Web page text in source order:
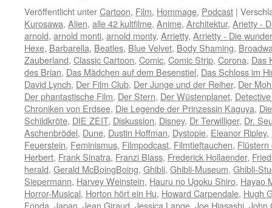
Veröffentlicht unterCartoon, Film, Hommage, Podcast |
Kurosawa, Alien, alle 42 kultfilme, Anime, Architektur, Arietty -
arnold, arnold monti, arnold monty, Arrietty, Arrietty - Die
Hexe, Barbarella, Beatles, Blue Velvet, Body Shaming,
Zauberland, Classic Cartoon, Comic, Comic Strip, Corona, Das
des Brian, Das Mädchen auf dem Besenstiel, Das Schloss im
David Lynch, Der Film Club, Der Junge und der Reiher, Der
Der phantastische Film, Der Stern, Der Wüstenplanet,
Chroniken von Erdsee, Die Legende der Prinzessin Kaguya,
Schildkröte, DIE ZEIT, Diskussion, Disney, Dr Terwilliger, Dr.
Aschenbrödel, Dune, Dustin Hoffman, Dystopie, Eleanor Ripley,
Feuerstein, Feminismus, Filmpodcast, Filmtieftauchen, Flüstern
Herbert, Frank Sinatra, Franzi Blass, Frederick Hollaender,
herald, Gerald McBoingBoing, Ghibli, Ghibli-Museum, Ghibli-
Siepermann, Harvey Weinstein, Hauru no Ugoku Shiro, Hayao
Horror-Musical, Horton hört ein Hu, Howard Carpendale, Hugh
Fonda, Japan, Jean Giraud, Jessica Lange, Joe Hiasashi, John